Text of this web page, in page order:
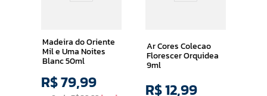
Madeira do Oriente
Mil e Uma Noites
Blanc 50ml
R$79,99
Ar Cores Colecao
Florescer Orquidea
9ml
R$12,99